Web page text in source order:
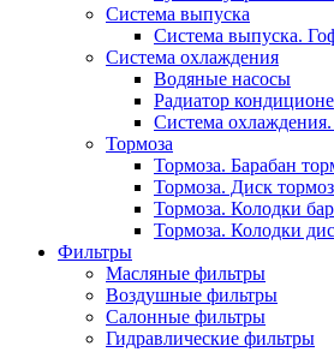
Система выпуска
Система выпуска.
Система охлаждения
Водяные насосы
Радиатор
Система охлаждения.
Тормоза
Тормоза. Барабан
Тормоза. Диск
Тормоза. Колодки
Тормоза. Колодки
Фильтры
Масляные фильтры
Воздушные фильтры
Салонные фильтры
Гидравлические фильтры